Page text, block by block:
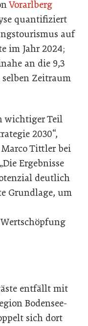
Vorarlberg
quantifiziert
auf
im Jahr 2024;
an die 9,3
Zeitraum
wichtiger Teil
2030“,
Tittler bei
Ergebnisse
deutlich
Grundlage, um
entfällt mit
Bodensee-
sich dort